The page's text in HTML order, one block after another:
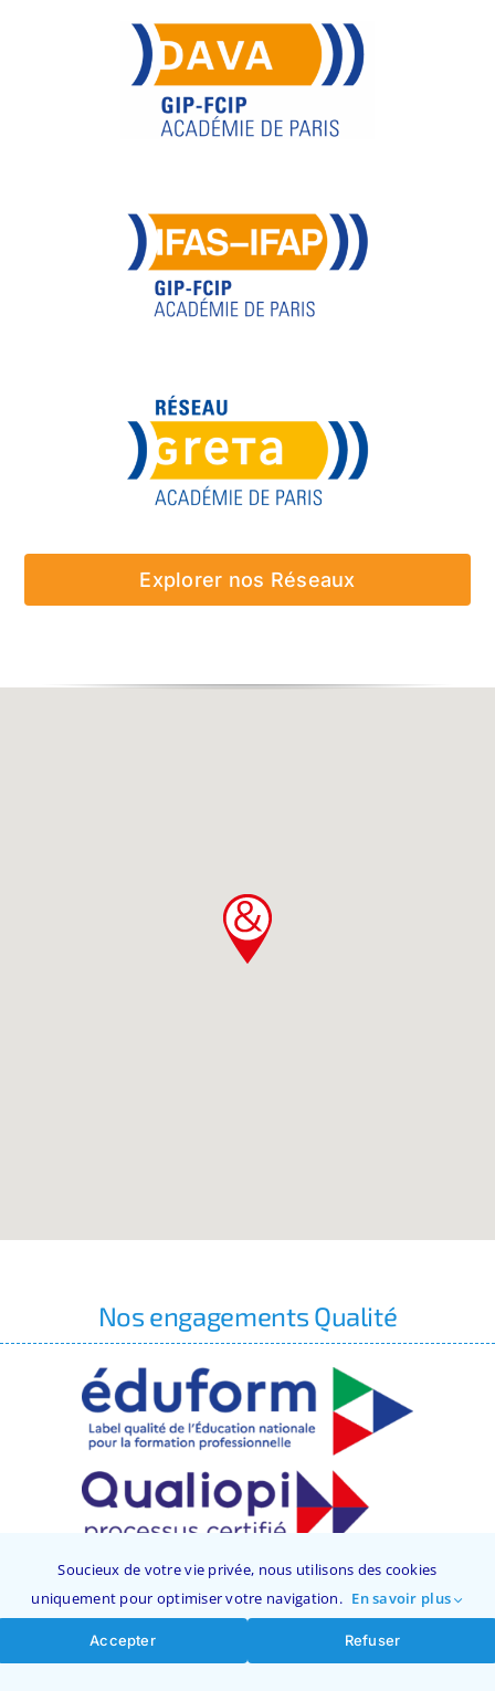
Explorer nos Réseaux
Nos engagements Qualité
La certification qualité a été délivrée au titre
de la ou des catégories d’actions suivantes :
Actions de formation
Soucieux de votre vie privée, nous utilisons des cookies
uniquement pour optimiser votre navigation. En savoir plus
Accepter Refuser